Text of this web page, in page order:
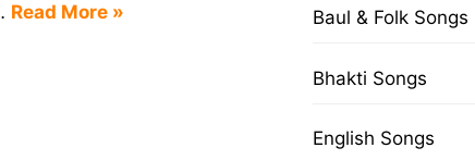
Read More » Baul & Folk Songs
Bhakti Songs
English Songs